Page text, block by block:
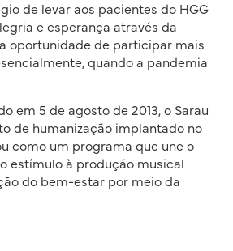
de levar aos pacientes do HGG
e esperança através da
oportunidade de participar mais
quando a pandemia
em 5 de agosto de 2013, o Sarau
de humanização implantado no
como um programa que une o
estímulo à produção musical
do bem-estar por meio da